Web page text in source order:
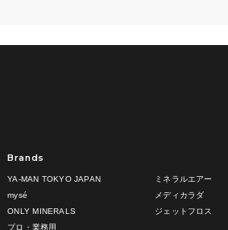
Brands
YA-MAN TOKYO JAPAN
mysé
ONLY MINERALS
プロ・業務用
ミネラルエアー
メディカラダ
ジェットフロス